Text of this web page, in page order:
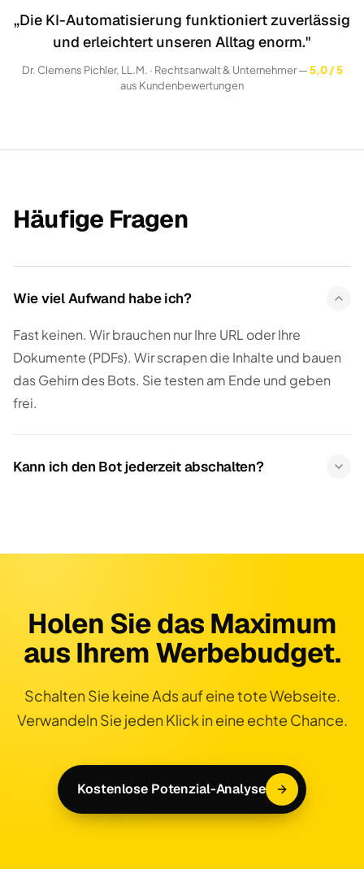
„Die KI-Automatisierung funktioniert zuverlässig
und erleichtert unseren Alltag enorm."
Dr. Clemens Pichler, LL.M. · Rechtsanwalt & Unternehmer —5,0 / 5
aus Kundenbewertungen
Häufige Fragen
Wie viel Aufwand habe ich?
Fast keinen. Wir brauchen nur Ihre URL oder Ihre
Dokumente (PDFs). Wir scrapen die Inhalte und bauen
das Gehirn des Bots. Sie testen am Ende und geben
frei.
Kann ich den Bot jederzeit abschalten?
Holen Sie das Maximum
aus Ihrem Werbebudget.
Schalten Sie keine Ads auf eine tote Webseite.
Verwandeln Sie jeden Klick in eine echte Chance.
Kostenlose Potenzial-Analyse